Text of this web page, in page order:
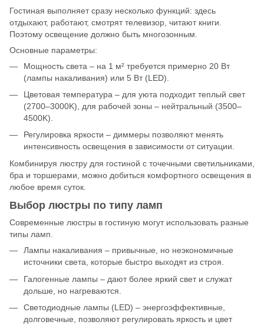
Гостиная выполняет сразу несколько функций: здесь
отдыхают, работают, смотрят телевизор, читают книги.
Поэтому освещение должно быть многозонным.
Основные параметры:
Мощность света – на 1 м² требуется примерно 20 Вт
(лампы накаливания) или 5 Вт (LED).
Цветовая температура – для уюта подходит теплый свет
(2700–3000K), для рабочей зоны – нейтральный (3500–
4500K).
Регулировка яркости – диммеры позволяют менять
интенсивность освещения в зависимости от ситуации.
Комбинируя люстру для гостиной с точечными светильниками,
бра и торшерами, можно добиться комфортного освещения в
любое время суток.
Выбор люстры по типу ламп
Современные люстры в гостиную могут использовать разные
типы ламп.
Лампы накаливания – привычные, но неэкономичные
источники света, которые быстро выходят из строя.
Галогенные лампы – дают более яркий свет и служат
дольше, но нагреваются.
Светодиодные лампы (LED) – энергоэффективные,
долговечные, позволяют регулировать яркость и цвет